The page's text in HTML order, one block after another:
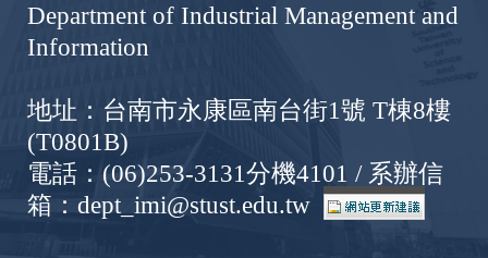
Department of Industrial Management and
Information
地址：台南市永康區南台街1號 T棟8樓
(T0801B)
電話：(06)253-3131分機4101 / 系辦信
箱：dept_imi@stust.edu.tw